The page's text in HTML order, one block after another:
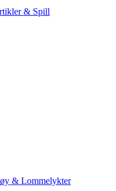
& Spill
& Lommelykter